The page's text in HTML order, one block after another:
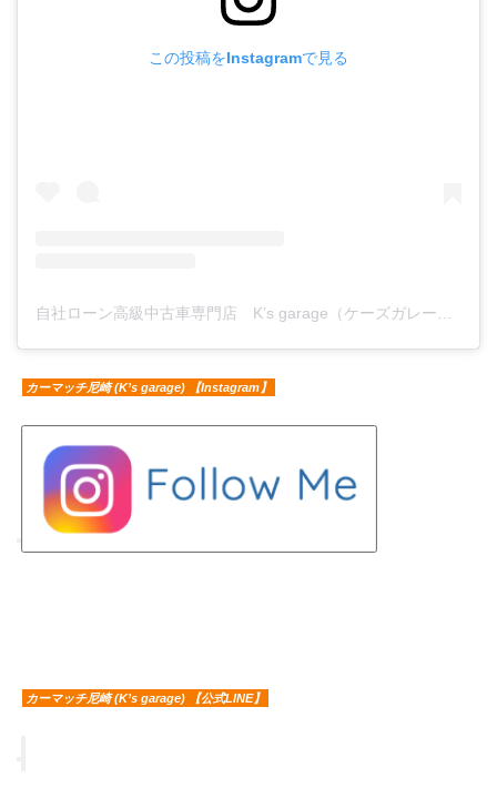
この投稿をInstagramで見る
カーマッチ尼崎 (K’s garage) 【Instagram】
カーマッチ尼崎 (K’s garage) 【公式LINE】